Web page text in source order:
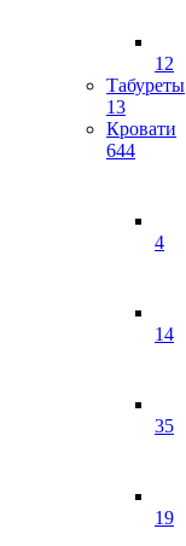
12
Табуреты
13
Кровати
644
4
14
35
19